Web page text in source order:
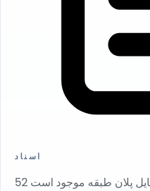
اسناد
فایل پلان طبقه موجود است